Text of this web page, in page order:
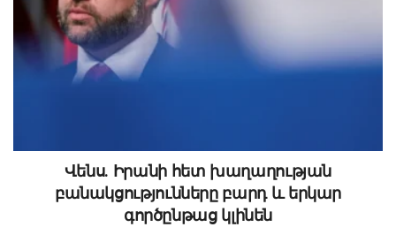
Վենս․ Իրանի հետ խաղաղության
բանակցությունները բարդ և երկար
գործընթաց կլինեն